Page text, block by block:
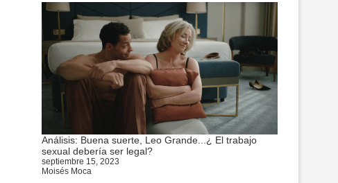
Análisis: Buena suerte, Leo Grande...¿ El trabajo
sexual debería ser legal?
septiembre 15, 2023
Moisés Moca